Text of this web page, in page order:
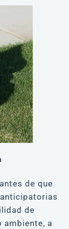
de que
de
ambiente, a